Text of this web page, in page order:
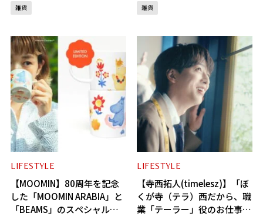
雑貨
コレ！
雑貨
LIFESTYLE
【MOOMIN】80周年を記念
した「MOOMIN ARABIA」と
「BEAMS」のスペシャルコ
LIFESTYLE
【寺⻄拓⼈(timelesz)】「ぼ
くが寺（テラ）⻄だから、職
業「テーラー」役のお仕事を